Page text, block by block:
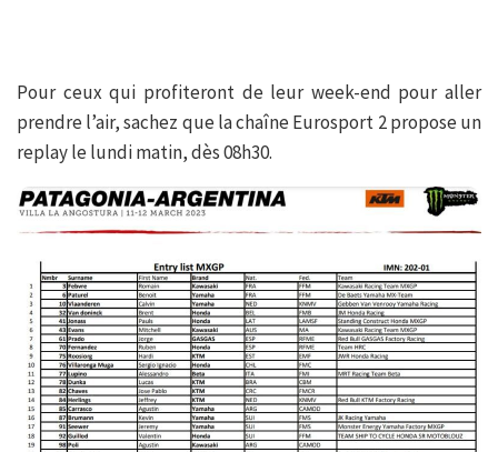
Pour ceux qui profiteront de leur week-end pour aller
prendre l’air, sachez que la chaîne Eurosport 2 propose un
replay le lundi matin, dès 08h30.